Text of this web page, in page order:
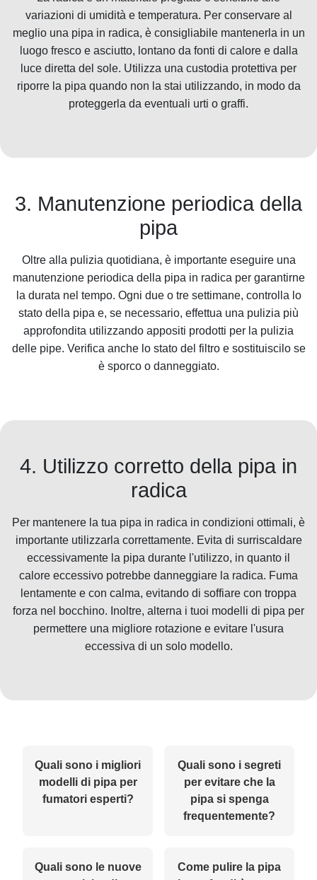
variazioni di umidità e temperatura. Per conservare al
meglio una pipa in radica, è consigliabile mantenerla in un
luogo fresco e asciutto, lontano da fonti di calore e dalla
luce diretta del sole. Utilizza una custodia protettiva per
riporre la pipa quando non la stai utilizzando, in modo da
proteggerla da eventuali urti o graffi.
3. Manutenzione periodica della
pipa
Oltre alla pulizia quotidiana, è importante eseguire una
manutenzione periodica della pipa in radica per garantirne
la durata nel tempo. Ogni due o tre settimane, controlla lo
stato della pipa e, se necessario, effettua una pulizia più
approfondita utilizzando appositi prodotti per la pulizia
delle pipe. Verifica anche lo stato del filtro e sostituiscilo se
è sporco o danneggiato.
4. Utilizzo corretto della pipa in
radica
Per mantenere la tua pipa in radica in condizioni ottimali, è
importante utilizzarla correttamente. Evita di surriscaldare
eccessivamente la pipa durante l'utilizzo, in quanto il
calore eccessivo potrebbe danneggiare la radica. Fuma
lentamente e con calma, evitando di soffiare con troppa
forza nel bocchino. Inoltre, alterna i tuoi modelli di pipa per
permettere una migliore rotazione e evitare l'usura
eccessiva di un solo modello.
Quali sono i migliori
modelli di pipa per
fumatori esperti?
Quali sono i segreti
per evitare che la
pipa si spenga
frequentemente?
Quali sono le nuove
Come pulire la pipa